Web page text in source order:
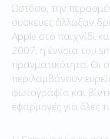
Ωστόσο, την
συσκευές άλλαξαν
Apple στο παιχνίδι
2007, η έννοια του
πραγματικότητα. Οι
περιλαμβάνουν
φωτογραφία και
εφαρμογές για όλες